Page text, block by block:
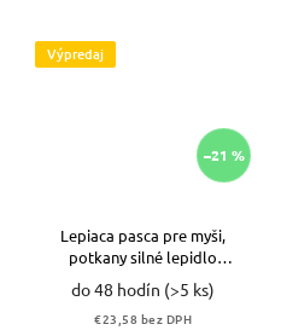
Výpredaj
–21 %
Lepiaca pasca pre myši,
potkany silné lepidlo
podložka 120x28 cm 10ks
VYPR
do 48 hodín (>5 ks)
€23,58 bez DPH